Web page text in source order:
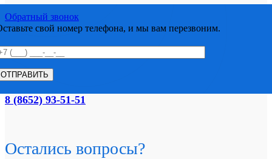
Обратный звонок
свой номер телефона, и мы вам перезвоним.
8 (8652) 93-51-51
Остались вопросы?